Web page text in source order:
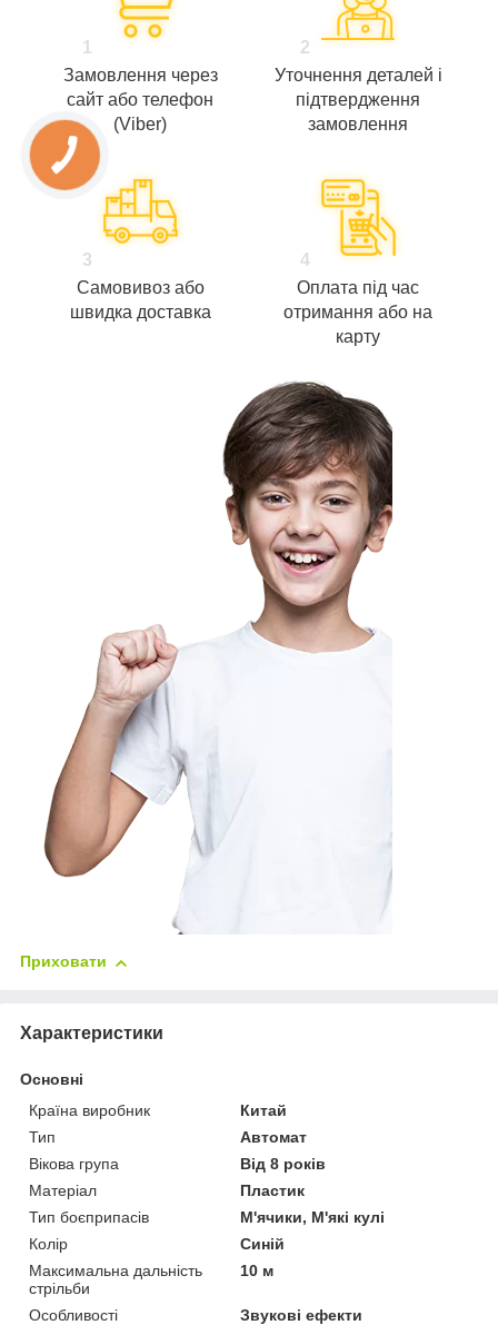
1
Замовлення через
сайт або телефон
(Viber)
2
Уточнення деталей і
підтвердження
замовлення
3
Самовивоз або
швидка доставка
4
Оплата під час
отримання або на
карту
Приховати
Характеристики
Основні
Країна виробник
Китай
Тип
Автомат
Вікова група
Від 8 років
Матеріал
Пластик
Тип боєприпасів
М'ячики, М'які кулі
Колір
Синій
Максимальна дальність
стрільби
10 м
Особливості Звукові ефекти